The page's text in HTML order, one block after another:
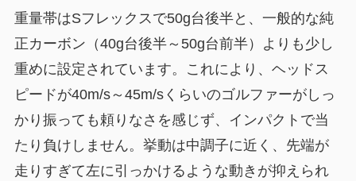
重量帯はSフレックスで50g台後半と、一般的な純
正カーボン（40g台後半～50g台前半）よりも少し
重めに設定されています。これにより、ヘッドス
ピードが40m/s～45m/sくらいのゴルファーがしっ
かり振っても頼りなさを感じず、インパクトで当
たり負けしません。挙動は中調子に近く、先端が
走りすぎて左に引っかけるような動きが抑えられ